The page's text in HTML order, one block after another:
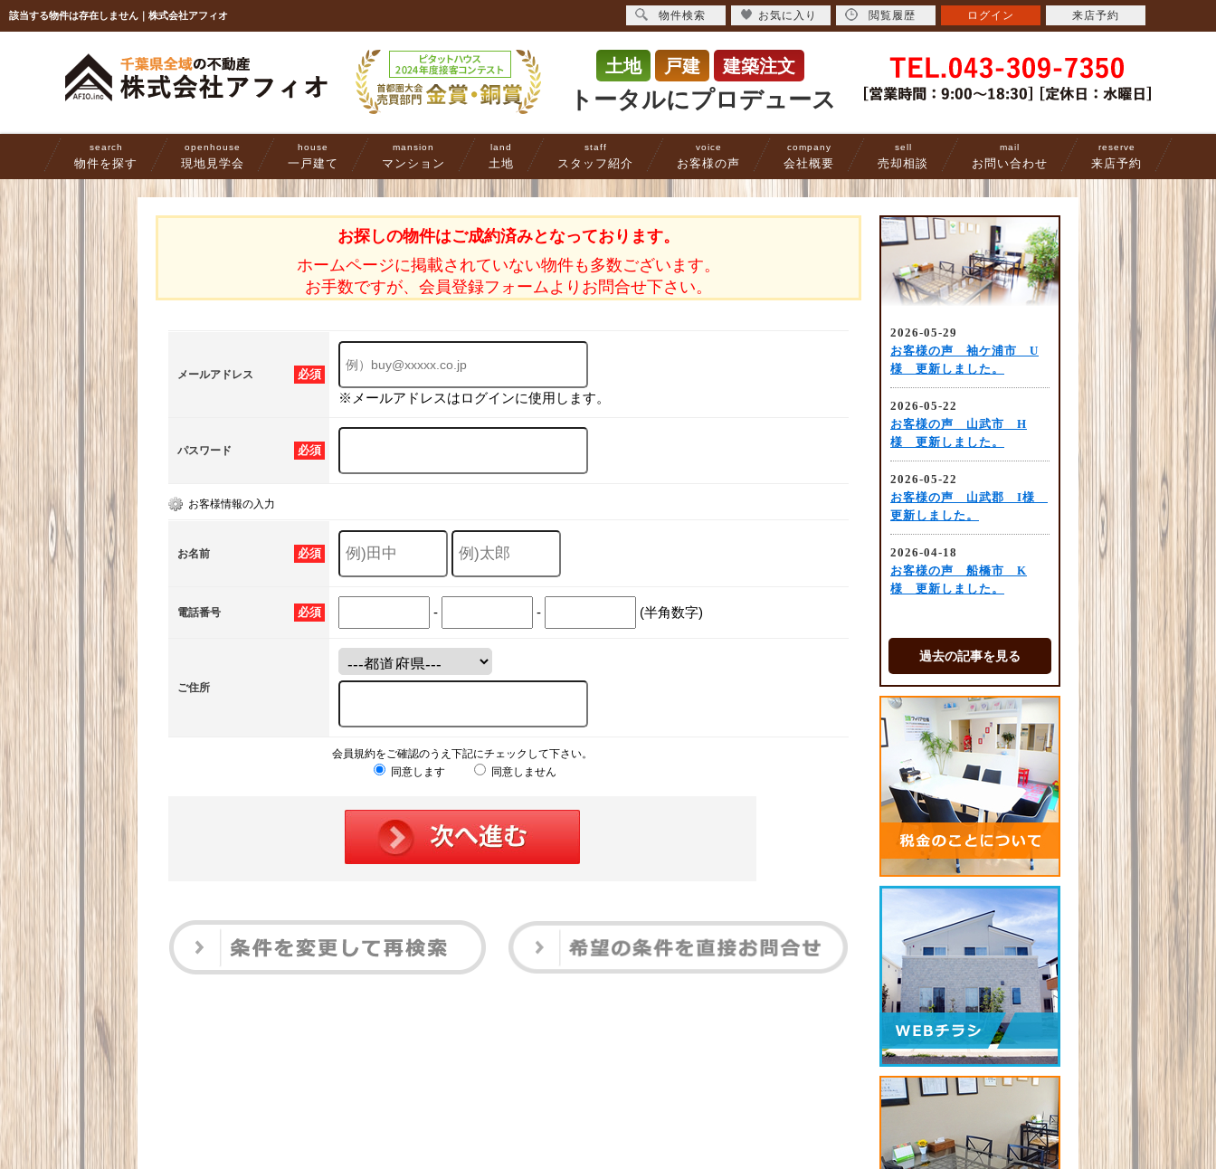
該当する物件は存在しません｜株式会社アフィオ
土地 戸建 建築注文
トータルにプロデュース
search
物件を探す
openhouse
現地見学会
house
一戸建て
mansion
マンション
land
土地
staff
スタッフ紹介
voice
お客様の声
company
会社概要
sell
売却相談
mail
お問い合わせ
reserve
来店予約
お探しの物件はご成約済みとなっております。
ホームページに掲載されていない物件も多数ございます。
お手数ですが、会員登録フォームよりお問合せ下さい。
必須
メールアドレス
※メールアドレスはログインに使用します。
必須
パスワード
お客様情報の入力
必須
お名前
必須
電話番号 - - (半角数字)
ご住所
会員規約をご確認のうえ下記にチェックして下さい。
同意します
同意しません
過去の記事を見る
物件検索 お気に入り 閲覧履歴 ログイン 来店予約